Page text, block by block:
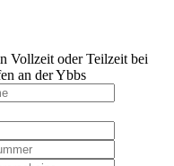
Vollzeit oder Teilzeit bei
an der Ybbs